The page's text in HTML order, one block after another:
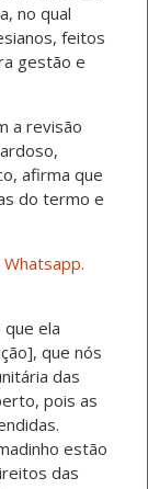
no qual
feitos
gestão e
a revisão
afirma que
do termo e
ela
que nós
das
pois as
estão
das